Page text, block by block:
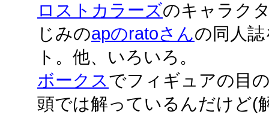
ロストカラーズのキャラク
じみのapのratoさんの同人
ト。他、いろいろ。
ボークスでフィギュアの目
頭では解っているんだけど(